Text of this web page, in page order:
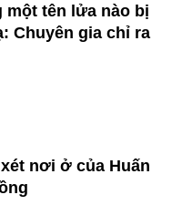
một tên lửa nào bị
Chuyên gia chỉ ra
nơi ở của Huấn